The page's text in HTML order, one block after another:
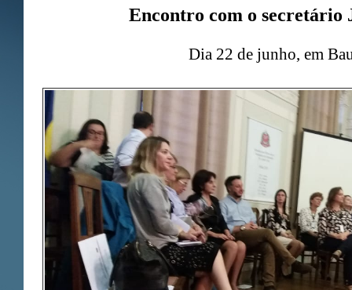
Encontro com o secretário
Dia 22 de junho, em